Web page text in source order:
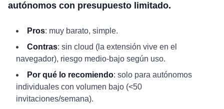
autónomos con presupuesto limitado.
Pros: muy barato, simple.
Contras: sin cloud (la extensión vive en el
navegador), riesgo medio-bajo según uso.
Por qué lo recomiendo: solo para autónomos
individuales con volumen bajo (<50
invitaciones/semana).